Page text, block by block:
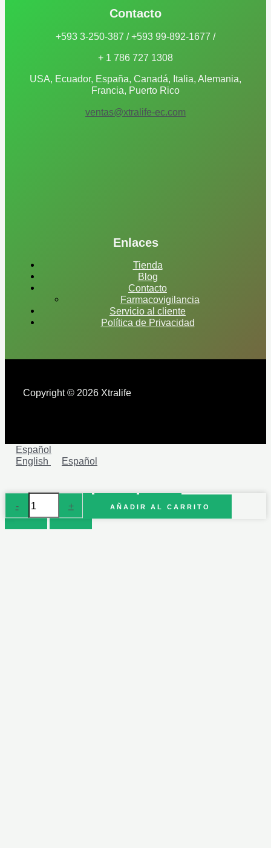
Contacto
+593 3-250-387 / +593 99-892-1677 /
+ 1 786 727 1308
USA, Ecuador, España, Canadá, Italia, Alemania,
Francia, Puerto Rico
ventas@xtralife-ec.com
Enlaces
Tienda
Blog
Contacto
Farmacovigilancia
Servicio al cliente
Política de Privacidad
Copyright © 2026 Xtralife
Español
English
Español
-
Vitamina
400
cantidad
+ AÑADIR AL CARRITO